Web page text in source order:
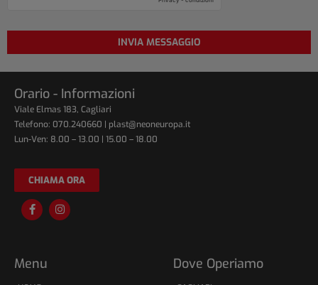
Orario - Informazioni
Viale Elmas 183, Cagliari
Telefono: 070.240660 | plast@neoneuropa.it
Lun-Ven: 8.00 – 13.00 | 15.00 – 18.00
CHIAMA ORA
F
a
c
o
I
n
s
Menu Dove Operiamo